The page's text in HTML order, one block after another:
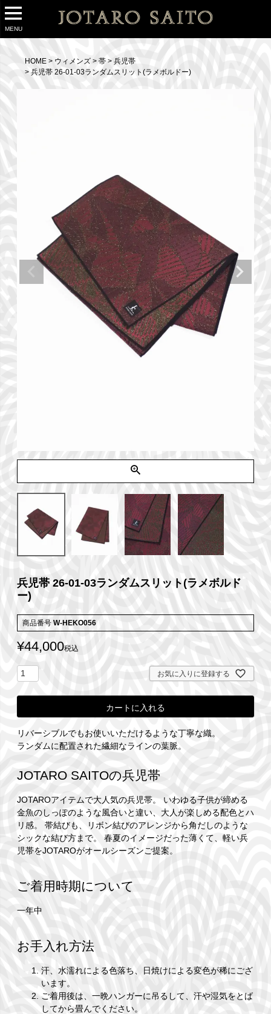
MENU
HOME ウィメンズ 帯
兵児帯
兵児帯 26-01-03ランダムスリット(ラメボルドー)
兵児帯 26-01-03ランダムスリット(ラメボルド
ー)
商品番号 W-HEKO056
¥44,000税込
お気に入りに登録する
カートに入れる
リバーシブルでもお使いいただけるような丁寧な織。
ランダムに配置された繊細なラインの葉脈。
JOTARO SAITOの兵児帯
JOTAROアイテムで大人気の兵児帯。 いわゆる子供が締める
金魚のしっぽのような風合いと違い、大人が楽しめる配色とハ
リ感。 帯結びも、リボン結びのアレンジから角だしのような
シックな結び方まで。 春夏のイメージだった薄くて、軽い兵
児帯をJOTAROがオールシーズンご提案。
ご着用時期について
一年中
お手入れ方法
汗、水濡れによる色落ち、日焼けによる変色が稀にござ
います。
ご着用後は、一晩ハンガーに吊るして、汗や湿気をとば
してから畳んでください。